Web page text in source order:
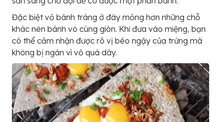
Đặc biệt vỏ bánh tráng ở đây mỏng hơn những chỗ
khác nên bánh vô cùng giòn. Khi đưa vào miệng, bạn
có thể cảm nhận được rõ vị béo ngậy của trứng mà
không bị ngán vì vỏ quá dày.